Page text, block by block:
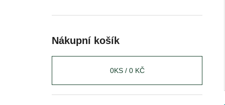
Nákupní košík
0KS / 0 KČ